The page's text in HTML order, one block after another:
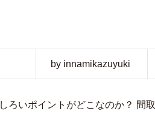
by innamikazuyuki
ろいポイントがどこなのか？ 間取